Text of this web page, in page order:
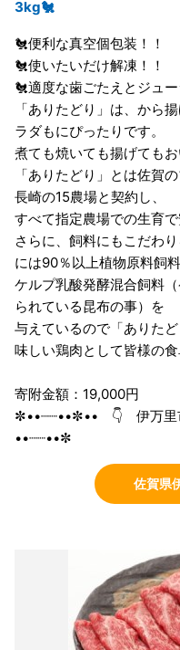
3kg🐔
🐔便利な真空個包装！！
🐔使いたいだけ解凍！！
🐔適度な歯ごたえとジュ
「ありたどり」は、から
ラダもにぴったりです。
煮ても焼いても揚げてもお
「ありたどり」とは佐賀
長崎の15農場と契約し、
すべて指定農場での生育
さらに、飼料にもこだわ
には90％以上植物原料飼
ケルプ乳酸発酵混合飼料
られている昆布の事）を
与えているので「ありた
味しい鶏肉として皆様の食
寄附金額：19,000円
✼••┈┈••✼•• 👇 伊万里
••┈┈••✼
佐賀県